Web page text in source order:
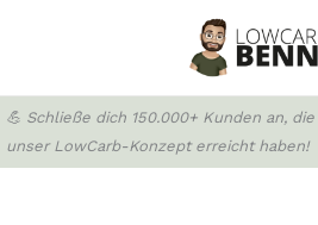
💪 Schließe dich 150.000+ Kunden an,
unser LowCarb-Konzept erreicht haben!